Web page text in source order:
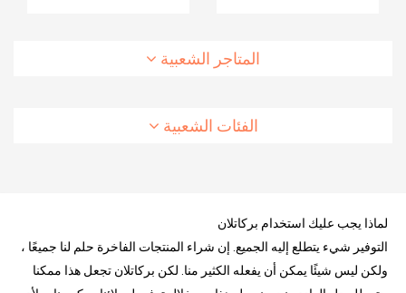
المتاجر الشعبية
الفئات الشعبية
لماذا يجب عليك استخدام بركاتلان
التوفير شيء يتطلع إليه الجميع. إن شراء المنتجات الفاخرة حلم لنا جميعًا ،
ولكن ليس شيئًا يمكن أن يفعله الكثير منا. لكن بركاتلان تجعل هذا ممكنا